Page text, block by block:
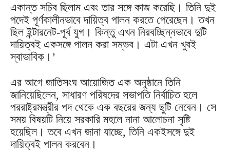
একান্ত সচিব ছিলাম এবং তার সঙ্গে কাজ করেছি। তিনি দুই
পদেই পূর্ণকালীনভাবে দায়িত্ব পালন করতে পেরেছেন। তখন
ছিল ইন্টারনেট-পূর্ব যুগ। কিন্তু এখন নিরবচ্ছিন্নভাবে দুটি
দায়িত্বই একসঙ্গে পালন করা সম্ভব। এটা এখন খুবই
স্বাভাবিক।’
এর আগে জাতিসংঘ আয়োজিত এক অনুষ্ঠানে তিনি
জানিয়েছিলেন, সাধারণ পরিষদের সভাপতি নির্বাচিত হলে
পররাষ্ট্রমন্ত্রীর পদ থেকে এক বছরের জন্য ছুটি নেবেন। সে
সময় বিষয়টি নিয়ে সরকারি মহলে নানা আলোচনা সৃষ্টি
হয়েছিল। তবে এখন জানা যাচ্ছে, তিনি একইসঙ্গে দুই
দায়িত্বই পালন করবেন।